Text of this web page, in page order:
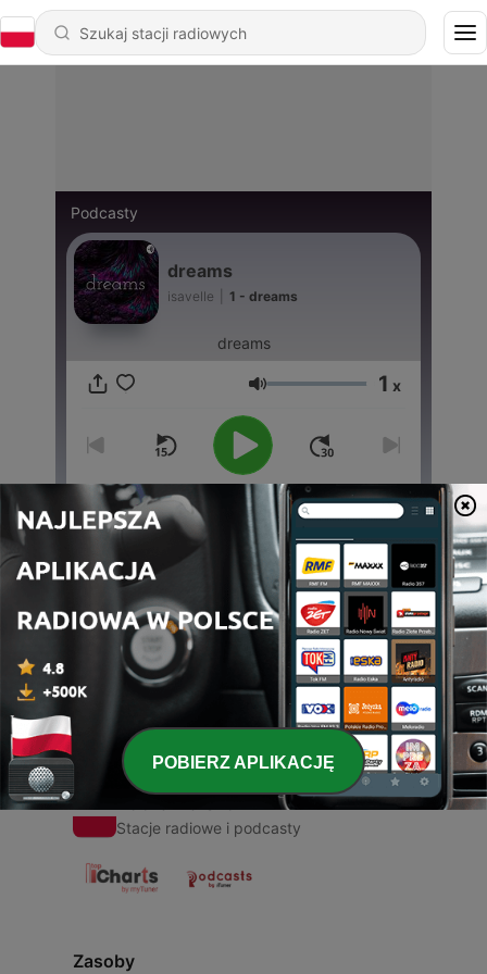
Podcasty
dreams
isavelle 1 - dreams
dreams
Głośność 1 x
00:00 00:00
Odcinki
1 - dreams
15 paź 2020
Stacje radiowe i podcasty
Zasoby
POBIERZ APLIKACJĘ